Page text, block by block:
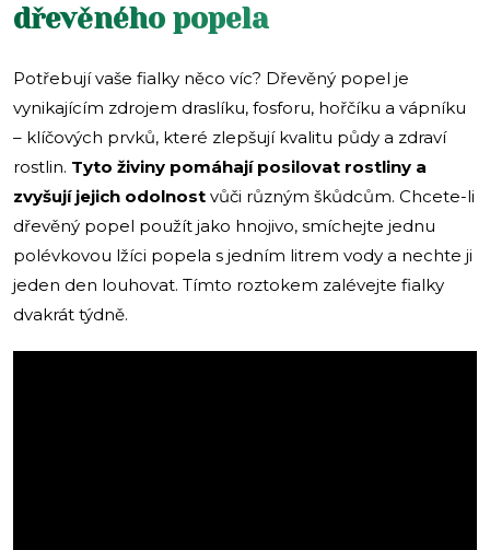
dřevěného popela
Potřebují vaše fialky něco víc? Dřevěný popel je
vynikajícím zdrojem draslíku, fosforu, hořčíku a vápníku
– klíčových prvků, které zlepšují kvalitu půdy a zdraví
rostlin. Tyto živiny pomáhají posilovat rostliny a
zvyšují jejich odolnost vůči různým škůdcům. Chcete-li
dřevěný popel použít jako hnojivo, smíchejte jednu
polévkovou lžíci popela s jedním litrem vody a nechte ji
jeden den louhovat. Tímto roztokem zalévejte fialky
dvakrát týdně.